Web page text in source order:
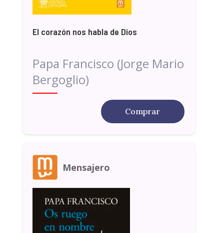
El corazón nos habla de Dios
Papa Francisco (Jorge Mario
Bergoglio)
Comprar
Mensajero